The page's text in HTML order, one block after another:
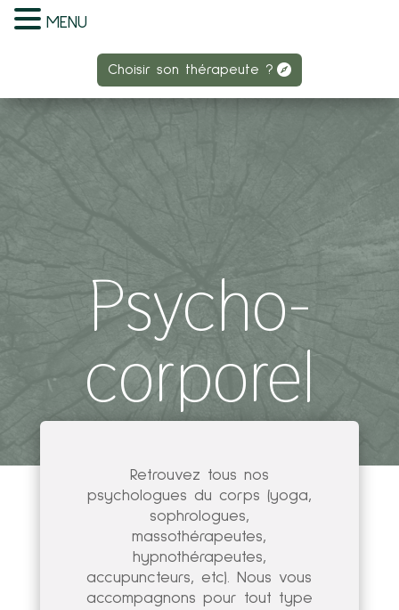
Choisir son thérapeute ?
Choisir son thérapeute ?
Psycho-
corporel
Retrouvez tous nos
psychologues du corps (yoga,
sophrologues,
massothérapeutes,
hypnothérapeutes,
accupuncteurs, etc). Nous vous
accompagnons pour tout type
MENU